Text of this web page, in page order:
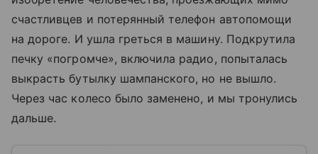
счастливцев и потерянный телефон автопомощи
на дороге. И ушла греться в машину. Подкрутила
печку «погромче», включила радио, попыталась
выкрасть бутылку шампанского, но не вышло.
Через час колесо было заменено, и мы тронулись
дальше.